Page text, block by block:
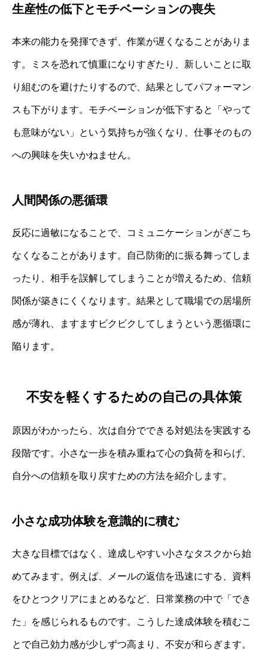
生産性の低下とモチベーションの喪失
本来の能力を発揮できず、作業が遅くなることがありま
す。ミスを恐れて慎重になりすぎたり、新しいことに取
り組むのを避けたりするので、結果としてパフォーマン
スも下がります。モチベーションが低下すると「やって
も意味がない」という気持ちが強くなり、仕事そのもの
への興味を失いかねません。
人間関係の悪循環
反応に過敏になることで、コミュニケーションがぎこち
なくなることがあります。自己防衛的に振る舞ってしま
ったり、相手を誤解してしまうことが増えるため、信頼
関係が築きにくくなります。結果として職場での居場所
感が薄れ、ますますビクビクしてしまうという悪循環に
陥ります。
不安を軽くするための自己の具体策
原因がわかったら、次は自分でできる対処法を実践する
段階です。小さな一歩を積み重ねて心の負荷を和らげ、
自分への信頼を取り戻すための方法を紹介します。
小さな成功体験を意識的に積む
大きな目標ではなく、達成しやすい小さなタスクから始
めてみます。例えば、メールの返信を迅速にする、資料
をひとつクリアにまとめるなど、日常業務の中で「でき
た」を感じられるものです。こうした達成体験を積むこ
とで自己効力感が少しずつ高まり、不安が和らぎます。